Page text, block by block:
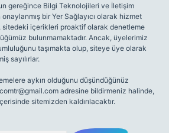
gereğince Bilgi Teknolojileri ve İletişim
bir Yer Sağlayıcı olarak hizmet
sitedeki içerikleri proaktif olarak denetleme
bulunmamaktadır. Ancak, üyelerimiz
taşımakta olup, siteye üye olarak
sayılırlar.
aykırı olduğunu düşündüğünüz
adresine bildirmeniz halinde,
sitemizden kaldırılacaktır.